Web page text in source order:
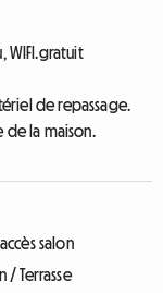
WIFI.gratuit
de repassage.
de la maison.
salon
/ Terrasse